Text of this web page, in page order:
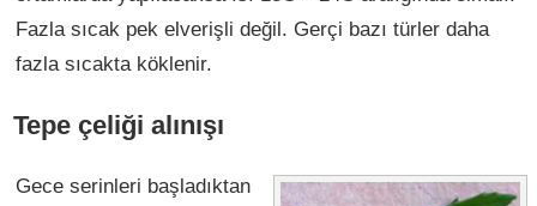
Fazla sıcak pek elverişli değil. Gerçi bazı türler daha
fazla sıcakta köklenir.
Tepe çeliği alınışı
Gece serinleri başladıktan